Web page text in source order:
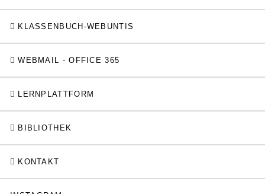
KLASSENBUCH-WEBUNTIS
WEBMAIL - OFFICE 365
LERNPLATTFORM
BIBLIOTHEK
KONTAKT